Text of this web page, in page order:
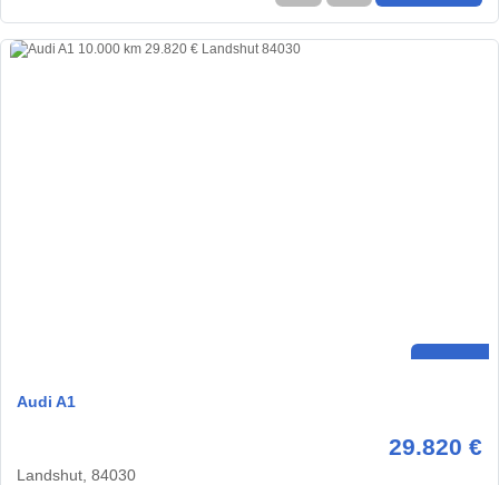
Audi A1
29.820 €
Landshut, 84030